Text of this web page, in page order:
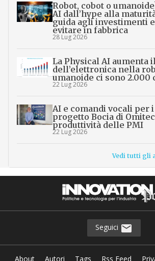
Robot, cobot o
AI dall’hype alla
guida agli investimenti
evitare in fabbrica
28 Lug 2026
La Physical AI aumenta
dell’elettronica nella
umanoide ci sono 2.000
22 Lug 2026
AI e comandi vocali per
progetto Bocia di
produttività delle PMI
22 Lug 2026
Vedi tutti gli
Seguici
About Autori Tags Rss Feed